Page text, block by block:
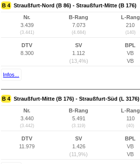
B 4 Straußfurt-Nord (B 86) - Straußfurt-Mitte (B 176)
Nr.
3.439
(3.441)
B-Rang
7.073
(4.684)
L-Rang
210
(140)
DTV
8.300
SV
1.112
(13,4%)
BPL
VB
VB
Infos...
B 4 Straußfurt-Mitte (B 176) - Straußfurt-Süd (L 3176)
Nr.
3.440
(3.442)
B-Rang
5.491
(3.119)
L-Rang
110
(40)
DTV
11.979
SV
1.426
(11,9%)
BPL
VB
VB